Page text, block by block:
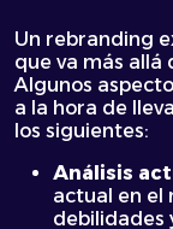
Un rebranding
que va más allá
Algunos
a la hora de
los siguientes:
Análisis
actual en el
debilidades